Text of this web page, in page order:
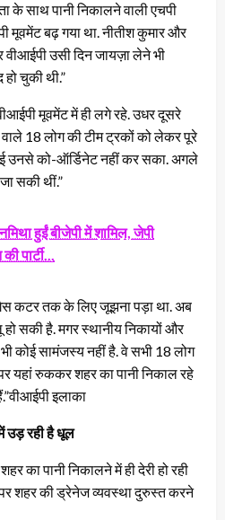
के साथ पानी निकालने वाली एचपी
मूवमेंट बढ़ गया था. नीतीश कुमार और
उसी दिन जायज़ा लेने भी
हो चुकी थी.”
मूवमेंट में ही लगे रहे. उधर दूसरे
18 लोग की टीम ट्रकों को लेकर पूरे
उनसे को-ऑर्डिनेट नहीं कर सका. अगले
सकी थीं.”
हुईं बीजेपी में शामिल, जेपी
पार्टी...
गैस कटर तक के लिए जूझना पड़ा था. अब
सकी है़. मगर स्थानीय निकायों और
कोई सामंजस्य नहीं है. वे सभी 18 लोग
यहां रुककर शहर का पानी निकाल रहे
इलाका
उड़ रही है धूल
का पानी निकालने में ही देरी हो रही
पर शहर की ड्रेनेज व्यवस्था दुरुस्त करने